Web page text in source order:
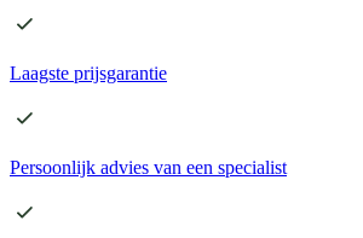
Laagste prijsgarantie
Persoonlijk advies van een specialist